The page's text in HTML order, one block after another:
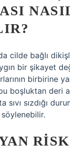
cilde bağlı
bir şikayet
birbirine
boşluktan deri
sıvı sızdığı